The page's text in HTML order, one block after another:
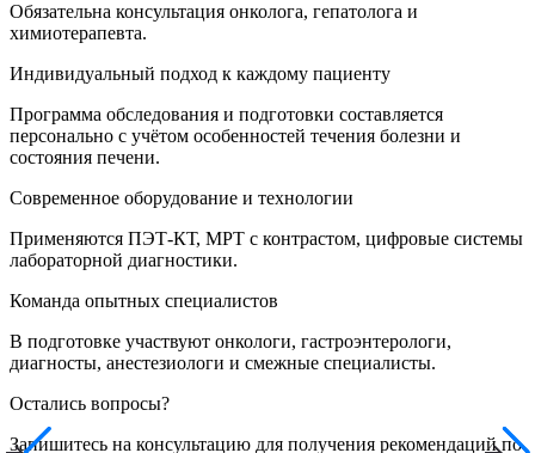
Обязательна консультация онколога, гепатолога и
химиотерапевта.
Индивидуальный подход к каждому пациенту
Программа обследования и подготовки составляется
персонально с учётом особенностей течения болезни и
состояния печени.
Современное оборудование и технологии
Применяются ПЭТ-КТ, МРТ с контрастом, цифровые системы
лабораторной диагностики.
Команда опытных специалистов
В подготовке участвуют онкологи, гастроэнтерологи,
диагносты, анестезиологи и смежные специалисты.
Остались вопросы?
Запишитесь на консультацию для получения рекомендаций по